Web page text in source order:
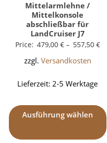
Mittelarmlehne /
Mittelkonsole
abschließbar für
LandCruiser J7
Price: 479,00 €– 557,50 €
zzgl. Versandkosten
Lieferzeit:2-5 Werktage
Ausführung wählen